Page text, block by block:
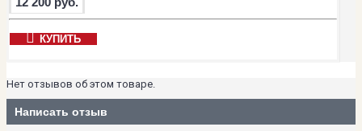
КУПИТЬ
Нет отзывов об этом товаре.
Написать отзыв